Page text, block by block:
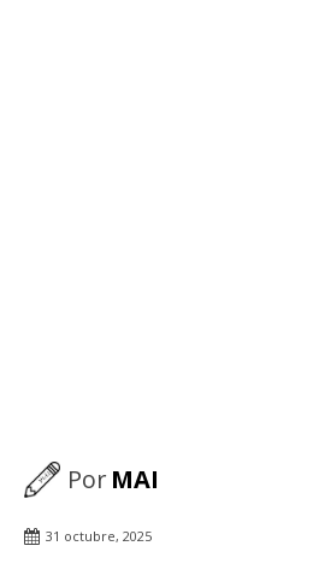
PorMAI
31 octubre, 2025